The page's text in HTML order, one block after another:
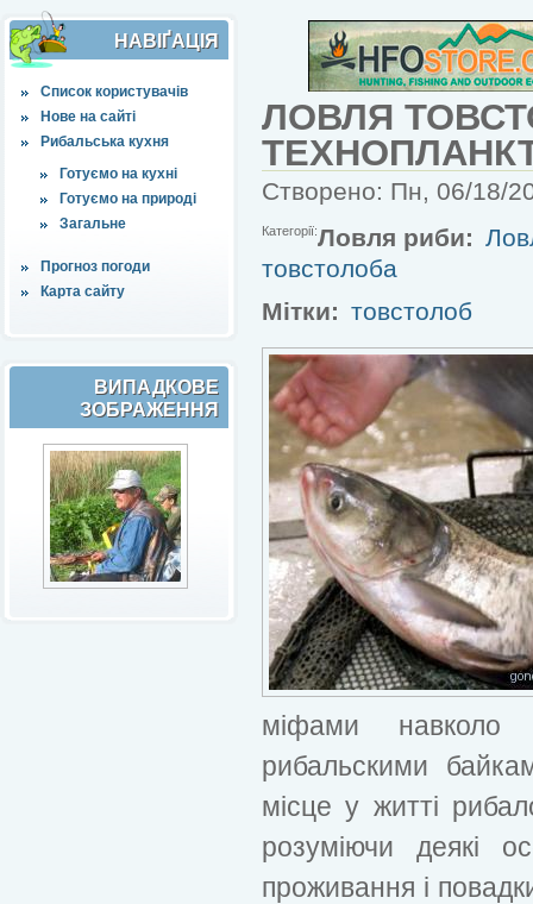
НАВІҐАЦІЯ
Список користувачів
Нове на сайті
Рибальська кухня
Готуємо на кухні
Готуємо на природі
Загальне
Прогноз погоди
Карта сайту
ВИПАДКОВЕ
ЗОБРАЖЕННЯ
ЛОВЛЯ
Створено: Пн, 06/18/
Категорії:Ловля риби:
товстолоба
Мітки: товстолоб
міфами навколо
рибальскими
місце у житті
розуміючи деякі
проживання і